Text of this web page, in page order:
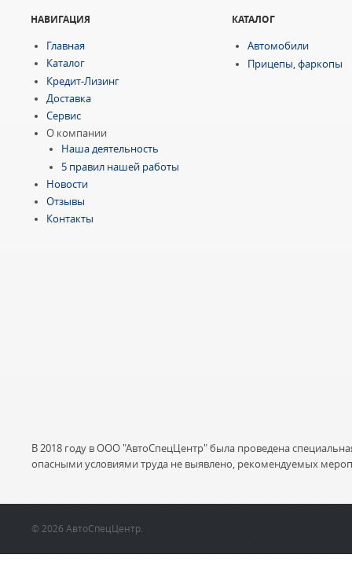
НАВИГАЦИЯ
Главная
Каталог
Кредит-Лизинг
Доставка
Сервис
О компании
Наша деятельность
5 правил нашей работы
Новости
Отзывы
Контакты
КАТАЛОГ
Автомобили
Прицепы, фаркопы
В 2018 году в ООО "АвтоСпецЦентр" была проведена
опасными условиями труда не выявлено, рекомендуемых
© 2026 АвтоСпецЦентр.